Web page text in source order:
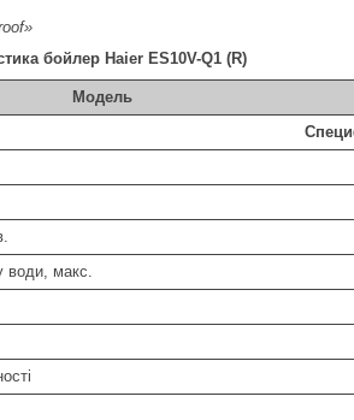
бойлер Haier ES10V-Q1 (R)
Модель
води, макс.